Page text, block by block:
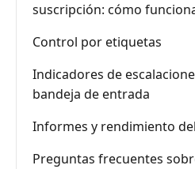
suscripción: cómo
Control por etiquetas
Indicadores de
bandeja de entrada
Informes y rendimiento
Preguntas frecuentes